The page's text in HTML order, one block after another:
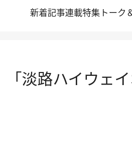
新着記事連載特集 トーク
淡路ハイウェ